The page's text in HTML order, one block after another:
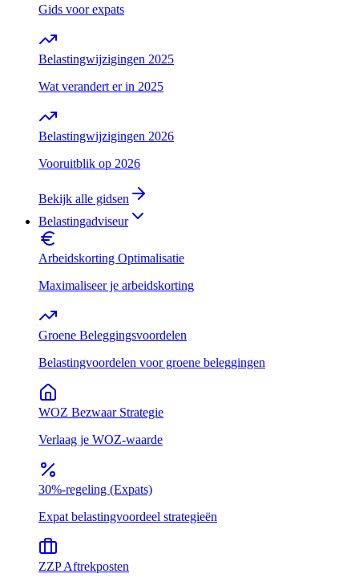
Gids voor expats
Belastingwijzigingen 2025
Wat verandert er in 2025
Belastingwijzigingen 2026
Vooruitblik op 2026
Bekijk alle gidsen
Belastingadviseur
Arbeidskorting Optimalisatie
Maximaliseer je arbeidskorting
Groene Beleggingsvoordelen
Belastingvoordelen voor groene beleggingen
WOZ Bezwaar Strategie
Verlaag je WOZ-waarde
30%-regeling (Expats)
Expat belastingvoordeel strategieën
ZZP Aftrekposten